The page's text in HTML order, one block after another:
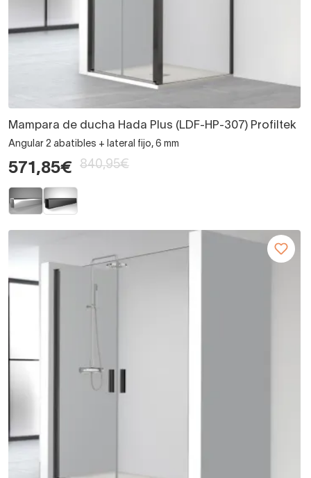
Mampara de ducha Hada Plus (LDF-HP-307) Profiltek
Angular 2 abatibles + lateral fijo, 6 mm
571,85€ 840,95€